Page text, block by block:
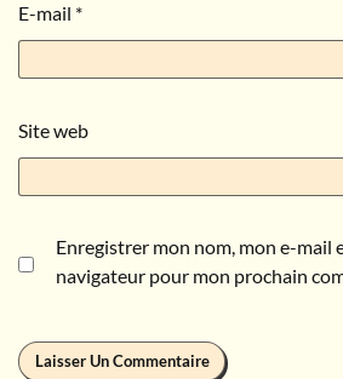
E-mail *
Site web
Enregistrer mon nom, mon e-mail
navigateur pour mon prochain